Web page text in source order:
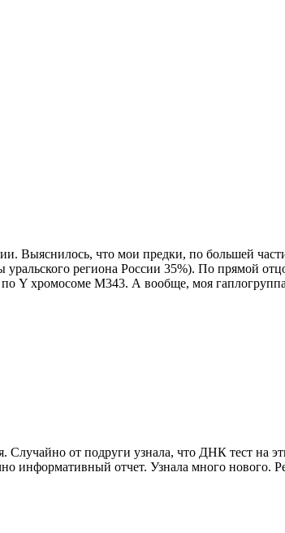
Выяснилось, что мои предки, по большей
региона России 35%). По прямой
Y хромосоме М343. А вообще, моя
Случайно от подруги узнала, что ДНК тест на
информативный отчет. Узнала много нового.